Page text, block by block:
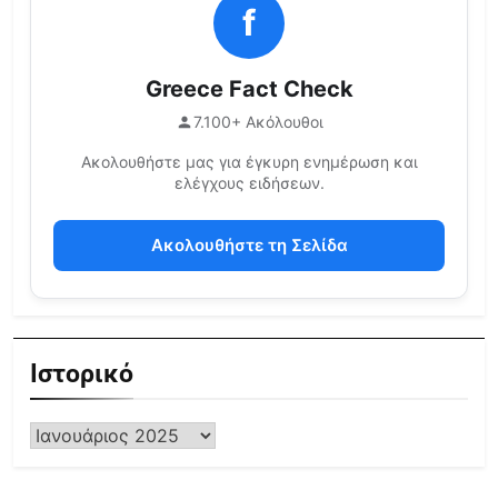
f
Greece Fact Check
7.100+ Ακόλουθοι
Ακολουθήστε μας για έγκυρη ενημέρωση και
ελέγχους ειδήσεων.
Ακολουθήστε τη Σελίδα
Ιστορικό